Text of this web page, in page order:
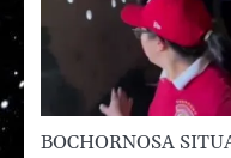
BOCHORNOSA